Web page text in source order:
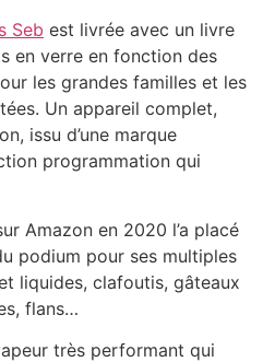
Seb est livrée avec un livre
en verre en fonction des
les grandes familles et les
Un appareil complet,
issu d’une marque
programmation qui
Amazon en 2020 l’a placé
podium pour ses multiples
liquides, clafoutis, gâteaux
flans…
très performant qui